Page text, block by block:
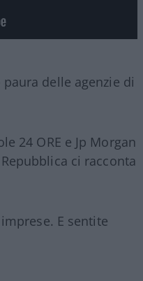
delle agenzie di
24 ORE e Jp Morgan
ci racconta
E sentite